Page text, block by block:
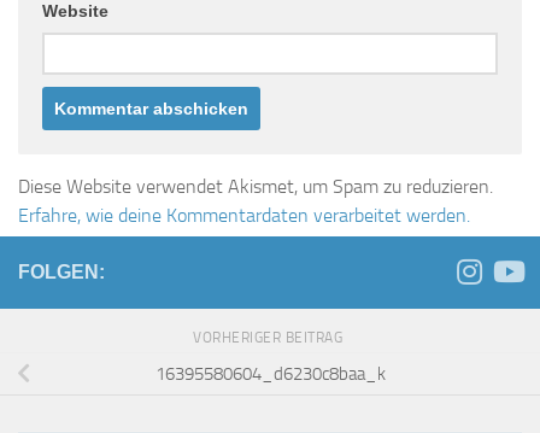
Website
Diese Website verwendet Akismet, um Spam zu reduzieren.
Erfahre, wie deine Kommentardaten verarbeitet werden.
FOLGEN:
VORHERIGER BEITRAG
16395580604_d6230c8baa_k